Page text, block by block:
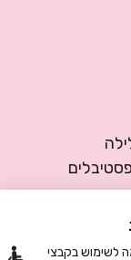
לשימוש בקבצי